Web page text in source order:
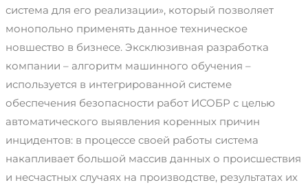
система для его реализации», который позволяет
монопольно применять данное техническое
новшество в бизнесе. Эксклюзивная разработка
компании – алгоритм машинного обучения –
используется в интегрированной системе
обеспечения безопасности работ ИСОБР с целью
автоматического выявления коренных причин
инцидентов: в процессе своей работы система
накапливает большой массив данных о происшествия
и несчастных случаях на производстве, результатах их